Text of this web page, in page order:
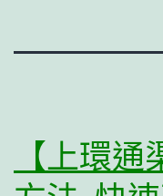
【上環